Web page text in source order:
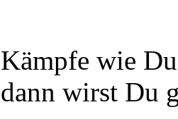
Kämpfe wie
dann wirst Du